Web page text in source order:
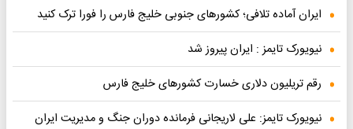
ایران آماده تلافی؛ کشورهای جنوبی خلیج فارس را فورا ترک کنید
نیویورک تایمز : ایران پیروز شد
رقم تریلیون دلاری خسارت کشورهای خلیج فارس
نیویورک تایمز: علی لاریجانی فرمانده دوران جنگ و مدیریت ایران